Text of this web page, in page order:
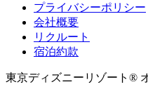
プライバシーポリシー
会社概要
リクルート
宿泊約款
東京ディズニーリゾート®